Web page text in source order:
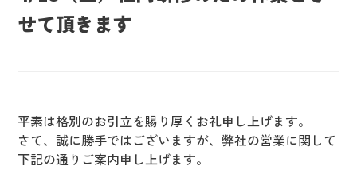
せて頂きます
平素は格別のお引立を賜り厚くお礼申し上げます。
さて、誠に勝手ではございますが、弊社の営業に関して
下記の通りご案内申し上げます。